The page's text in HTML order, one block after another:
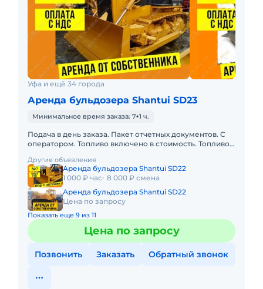
Уфа и ещё 34 города
Аренда бульдозера Shantui SD23
Минимальное время заказа: 7+1 ч.
Подача в день заказа. Пакет отчетных документов. С
оператором. Топливо включено в стоимость. Топливо
Краткосрочная а
Другие объявления
Аренда бульдозера Shantui SD22
1 000 ₽ час 8 000 ₽ смена
Аренда бульдозера Shantui SD22
Цена по запросу
Показать еще 9 из 11
Цена по запросу
Позвонить Заказать Обратный звонок